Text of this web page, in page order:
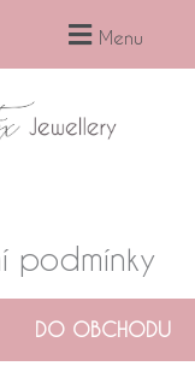
Menu
podmínky
DO OBCHODU